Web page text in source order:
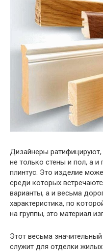
Дизайнеры
не только стены и пол, а
плинтус. Это изделие
среди которых
варианты, а и весьма
характеристика, по
на группы, это материал
Этот весьма
служит для отделки